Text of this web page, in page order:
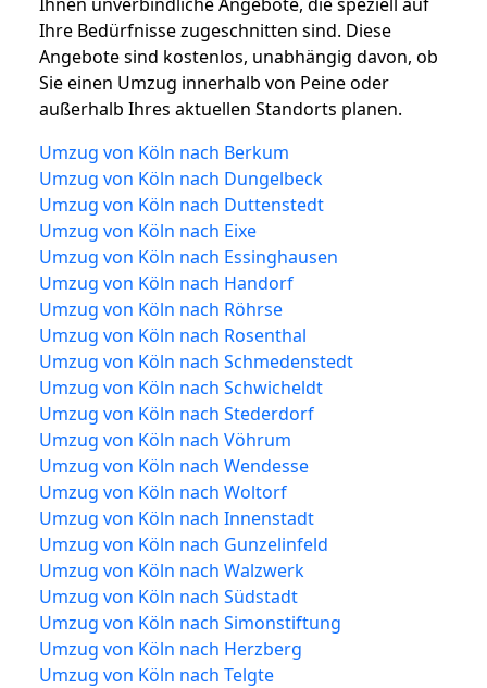
Ihre Bedürfnisse zugeschnitten sind. Diese
Angebote sind kostenlos, unabhängig davon, ob
Sie einen Umzug innerhalb von Peine oder
außerhalb Ihres aktuellen Standorts planen.
Umzug von Köln nach Berkum
Umzug von Köln nach Dungelbeck
Umzug von Köln nach Duttenstedt
Umzug von Köln nach Eixe
Umzug von Köln nach Essinghausen
Umzug von Köln nach Handorf
Umzug von Köln nach Röhrse
Umzug von Köln nach Rosenthal
Umzug von Köln nach Schmedenstedt
Umzug von Köln nach Schwicheldt
Umzug von Köln nach Stederdorf
Umzug von Köln nach Vöhrum
Umzug von Köln nach Wendesse
Umzug von Köln nach Woltorf
Umzug von Köln nach Innenstadt
Umzug von Köln nach Gunzelinfeld
Umzug von Köln nach Walzwerk
Umzug von Köln nach Südstadt
Umzug von Köln nach Simonstiftung
Umzug von Köln nach Herzberg
Umzug von Köln nach Telgte